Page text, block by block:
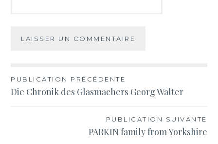
Navigation
de
PUBLICATION PRÉCÉDENTE
Die Chronik des Glasmachers Georg Walter
PUBLICATION SUIVANTE
PARKIN family from Yorkshire